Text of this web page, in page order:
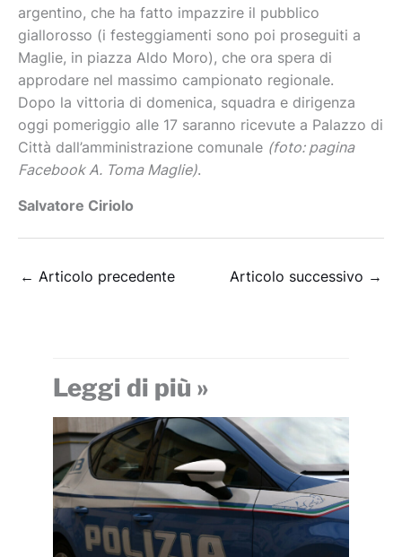
argentino, che ha fatto impazzire il pubblico
giallorosso (i festeggiamenti sono poi proseguiti a
Maglie, in piazza Aldo Moro), che ora spera di
approdare nel massimo campionato regionale.
Dopo la vittoria di domenica, squadra e dirigenza
oggi pomeriggio alle 17 saranno ricevute a Palazzo di
Città dall’amministrazione comunale (foto: pagina
Facebook A. Toma Maglie).
Salvatore Ciriolo
← Articolo precedente Articolo successivo →
Leggi di più »